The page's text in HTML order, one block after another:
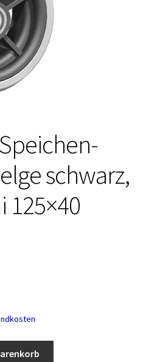
schwarz,
125×40